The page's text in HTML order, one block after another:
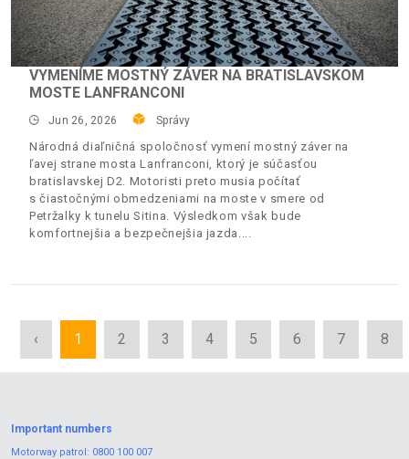
VYMENÍME MOSTNÝ ZÁVER NA BRATISLAVSKOM
MOSTE LANFRANCONI
Jun 26, 2026 Správy
Národná diaľničná spoločnosť vymení mostný záver na
ľavej strane mosta Lanfranconi, ktorý je súčasťou
bratislavskej D2. Motoristi preto musia počítať
s čiastočnými obmedzeniami na moste v smere od
Petržalky k tunelu Sitina. Výsledkom však bude
komfortnejšia a bezpečnejšia jazda.
‹ 1 2 3 4 5 6 7 8
Important numbers
Motorway patrol: 0800 100 007